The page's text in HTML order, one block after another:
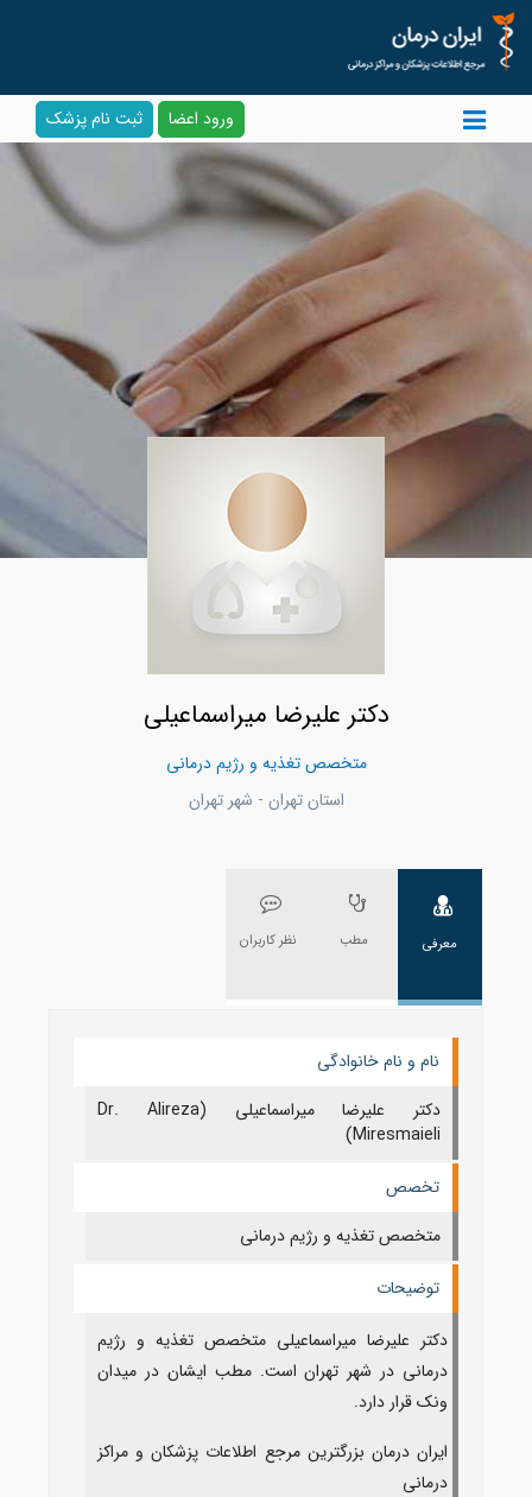
ورود اعضا ثبت نام پزشک
دکتر علیرضا میراسماعیلی
متخصص تغذیه و رژیم درمانی
استان تهران - شهر تهران
معرفی مطب نظر کاربران
نام و نام خانوادگی
دکتر علیرضا میراسماعیلی (Dr. Alireza
Miresmaieli)
تخصص
متخصص تغذیه و رژیم درمانی
توضیحات
دکتر علیرضا میراسماعیلی متخصص تغذیه و رژیم
درمانی در شهر تهران است. مطب ایشان در میدان
ونک قرار دارد.
ایران درمان بزرگترین مرجع اطلاعات پزشکان و مراکز
درمانی